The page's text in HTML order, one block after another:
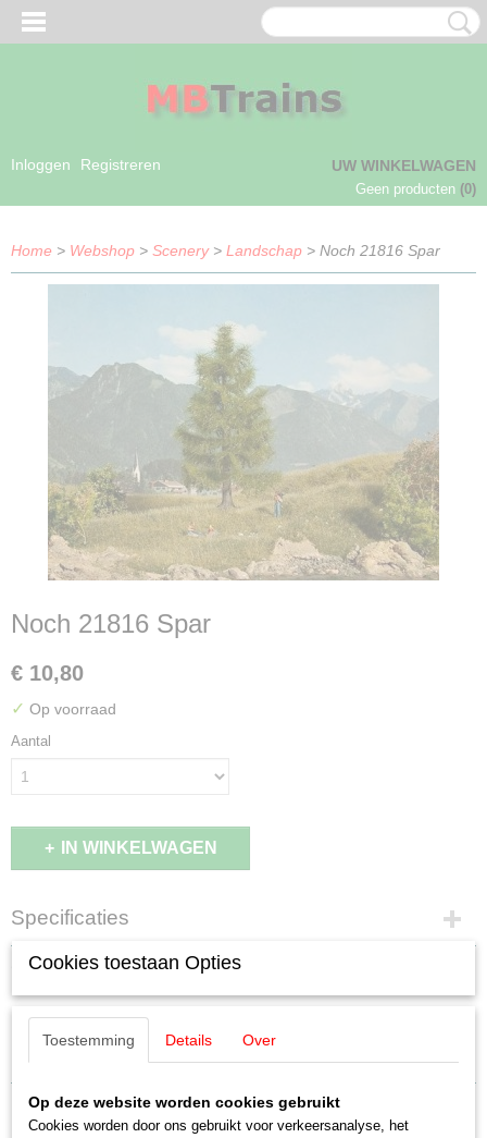
Inloggen Registreren UW WINKELWAGEN
Geen producten (0)
Home > Webshop > Scenery> Landschap > Noch 21816 Spar
Noch 21816 Spar
€ 10,80
✓ Op voorraad
Aantal
IN WINKELWAGEN
Specificaties
EAN code
Productcode leverancier
Omschrijving
Noch 21816 Spar
Bomen & planten 14,5 cm hoog H0,TT,N
Cookies toestaan Opties
Toestemming Details Over
Op deze website worden cookies gebruikt
Cookies worden door ons gebruikt voor verkeersanalyse, het